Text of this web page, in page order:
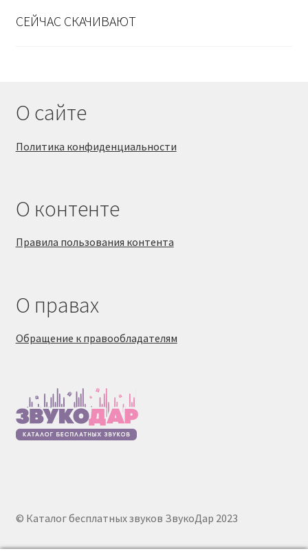
СЕЙЧАС СКАЧИВАЮТ
О сайте
Политика конфиденциальности
О контенте
Правила пользования контента
О правах
Обращение к правообладателям
© Каталог бесплатных звуков ЗвукоДар 2023